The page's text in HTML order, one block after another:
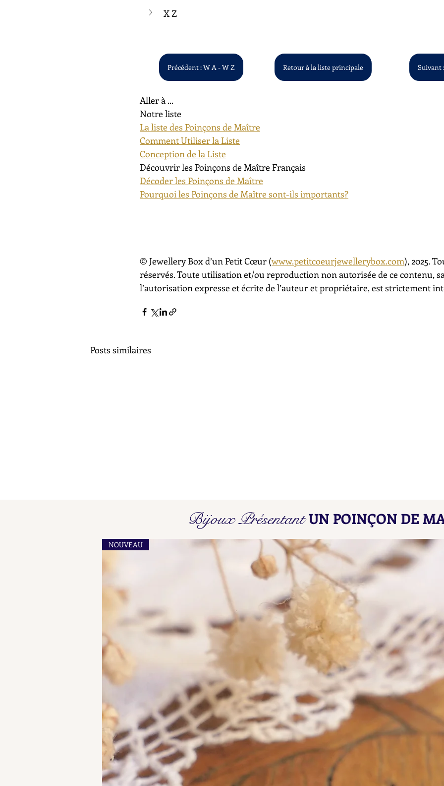
X Z
Précédent : W A - W Z Retour à la liste principale Suivant
Aller à ...
Notre liste
La liste des Poinçons de Maître
Comment Utiliser la Liste
Conception de la Liste
Découvrir les Poinçons de Maître Français
Décoder les Poinçons de Maître
Pourquoi les Poinçons de Maître sont-ils importants?
© Jewellery Box d’un Petit Cœur (www.petitcoeurjewellerybox.com), 2025.
réservés. Toute utilisation et/ou reproduction non autorisée de ce contenu,
l’autorisation expresse et écrite de l’auteur et propriétaire, est strictement
Posts similaires
Find here our collated list, from
A A - A B, of French "losange"
shaped maker's marks for objects
Find here our collated list, from
A A - A B, of French "losange"
shaped maker's marks for objects
in precious metals.
Find
A A -
Bijoux PrésentantUN POINÇON DE
NOUVEAU